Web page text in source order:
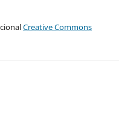
Creative Commons